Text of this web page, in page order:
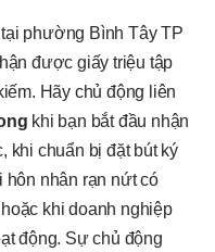
phường Bình Tây TP
được giấy triệu tập
Hãy chủ động liên
khi bạn bắt đầu nhận
khi chuẩn bị đặt bút ký
hôn nhân rạn nứt có
khi doanh nghiệp
động. Sự chủ động